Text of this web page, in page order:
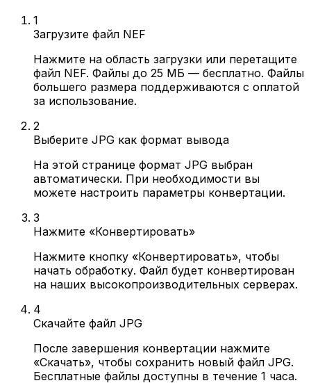
1
Загрузите файл NEF
Нажмите на область загрузки или перетащите
файл NEF. Файлы до 25 МБ — бесплатно. Файлы
большего размера поддерживаются с оплатой
за использование.
2
Выберите JPG как формат вывода
На этой странице формат JPG выбран
автоматически. При необходимости вы
можете настроить параметры конвертации.
3
Нажмите «Конвертировать»
Нажмите кнопку «Конвертировать», чтобы
начать обработку. Файл будет конвертирован
на наших высокопроизводительных серверах.
4
Скачайте файл JPG
После завершения конвертации нажмите
«Скачать», чтобы сохранить новый файл JPG.
Бесплатные файлы доступны в течение 1 часа.